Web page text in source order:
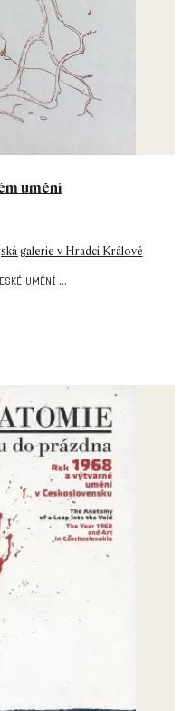
umění
galerie v Hradci Králové
umění ...